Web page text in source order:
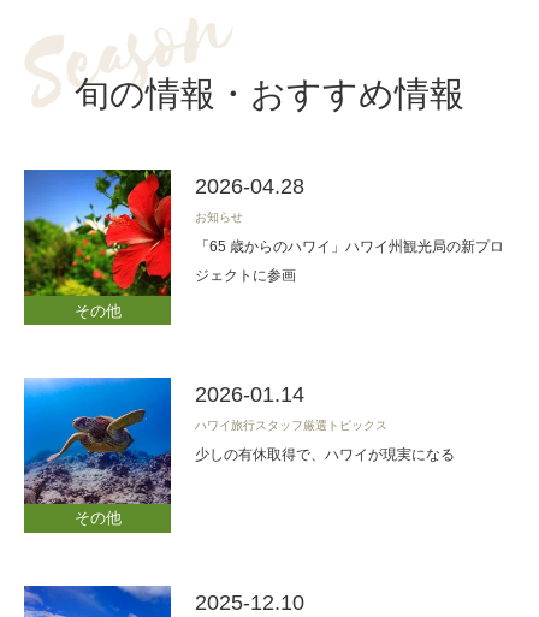
旬の情報・おすすめ情報
その他
2026-04.28
お知らせ
「65 歳からのハワイ」ハワイ州観光局の新プロ
ジェクトに参画
その他
2026-01.14
ハワイ旅行スタッフ厳選トピックス
少しの有休取得で、ハワイが現実になる
2025-12.10